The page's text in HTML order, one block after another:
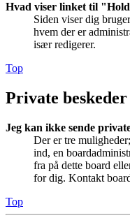
Hvad viser linket til
Siden viser dig
hvem der er
især redigerer.
Top
Private beskeder
Jeg kan ikke sende
Der er tre
ind, en
fra på dette board
for dig. Kontakt
Top